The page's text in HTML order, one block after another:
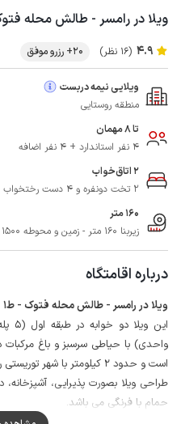
ویلا در رامسر - طالش محله
4.9 (16 نظر) 20+ رزرو موفق
ویلایی نیمه دربست
منطقه روستایی
تا 8 مهمان
4 نفر استاندارد + 4 نفر اضافه
2 اتاق‌خواب
2 تخت دونفره و 4 دست رختخواب
160 متر
زیربنا 160 متر - زمین و محوطه 1500 متر
درباره اقامتگاه
ویلا در رامسر - طالش محله فتوک - ط1
واحدی) با حیاطی سرسبز و باغ
است و حدود 2 کیلومتر با شهر توریستی رامسر فاصله دارد.
طراحی ویلا بصورت پذیرایی،
حمام با فرنگی می باشد.